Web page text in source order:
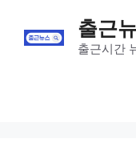
content
출근
출근시간